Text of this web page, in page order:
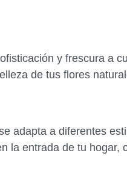
y frescura a
de tus flores
adapta a diferentes
la entrada de tu hogar,